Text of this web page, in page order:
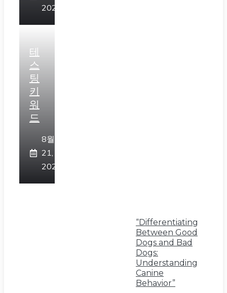
2023
테
스
팅
키
워
드
8월
21,
2023
“Differentiating
Between Good
Dogs and Bad
Dogs:
Understanding
Canine
Behavior”